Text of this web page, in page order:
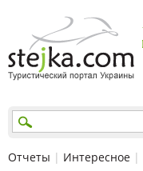
Отчеты | Интересное |